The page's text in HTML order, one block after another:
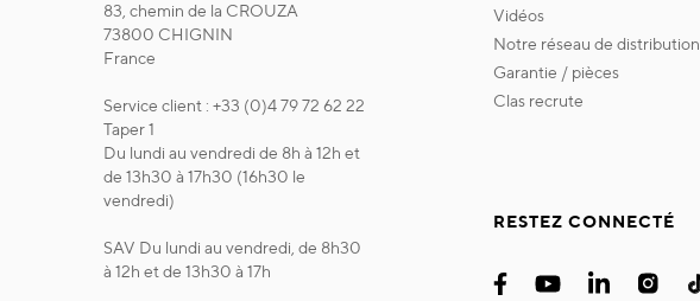
83, chemin de la CROUZA
73800 CHIGNIN
France
Service client : +33 (0)4 79 72 62 22
Taper 1
Du lundi au vendredi de 8h à 12h et
de 13h30 à 17h30 (16h30 le
vendredi)
SAV Du lundi au vendredi, de 8h30
à 12h et de 13h30 à 17h
vidéos
notre réseau de distribution
garantie / pièces
clas recrute
RESTEZ CONNECTÉ